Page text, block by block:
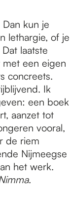
kun je
lethargie, of je
laatste
een eigen
concreets.
Ik
een boek
aanzet tot
vooral,
de riem
Nijmeegse
het werk.
.